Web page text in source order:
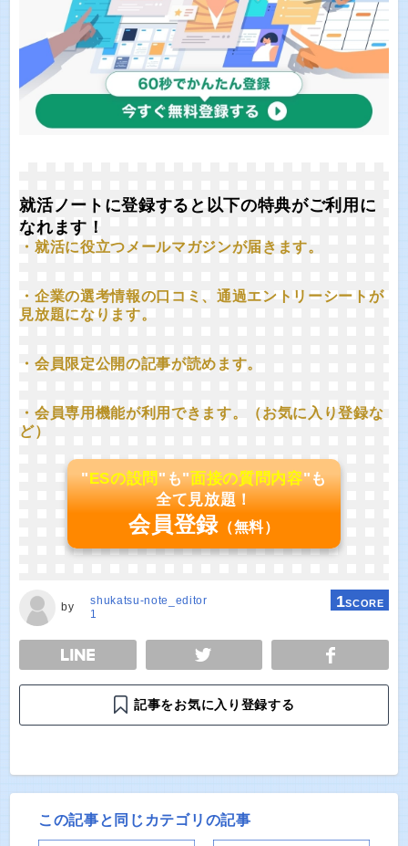
就活ノートに登録すると以下の特典がご利用に
なれます！
・就活に役立つメールマガジンが届きます。
・企業の選考情報の口コミ、通過エントリーシートが
見放題になります。
・会員限定公開の記事が読めます。
・会員専用機能が利用できます。（お気に入り登録な
ど）
"ESの設問"も"面接の質問内容"も
全て見放題！
会員登録 （無料）
by
shukatsu-note_editor
1
1SCORE
TWEET
記事をお気に入り登録する
この記事と同じカテゴリの記事